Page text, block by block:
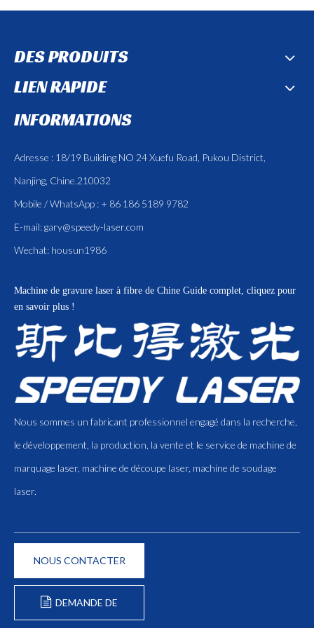
DES PRODUITS
LIEN RAPIDE
INFORMATIONS
Adresse : 18/19 Building NO 24 Xuefu Road, Pukou District,
Nanjing, Chine.210032
Mobile / WhatsApp : + 86 186 5189 9782
E-mail:gary@speedy-laser.com
Wechat: housun1986
Machine de gravure laser à fibre de Chine Guide complet, cliquez pour
en savoir plus !
Nous sommes un fabricant professionnel engagé dans la recherche,
le développement, la production, la vente et le service de machine de
marquage laser, machine de découpe laser, machine de soudage
laser.
NOUS CONTACTER
DEMANDE DE